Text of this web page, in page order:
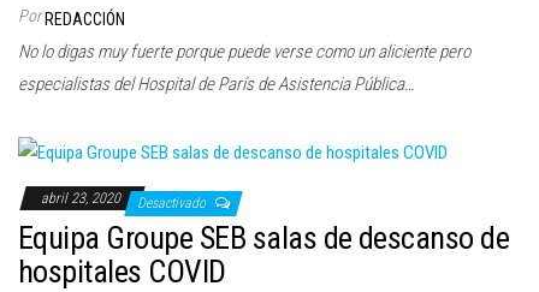
PorREDACCIÓN
No lo digas muy fuerte porque puede verse como un aliciente pero
especialistas del Hospital de París de Asistencia Pública…
abril 23, 2020 Desactivado
Equipa Groupe SEB salas de descanso de
hospitales COVID